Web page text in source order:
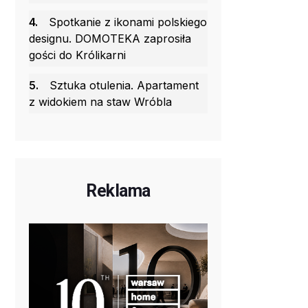
4.
Spotkanie z ikonami polskiego
designu. DOMOTEKA zaprosiła
gości do Królikarni
5.
Sztuka otulenia. Apartament
z widokiem na staw Wróbla
Reklama